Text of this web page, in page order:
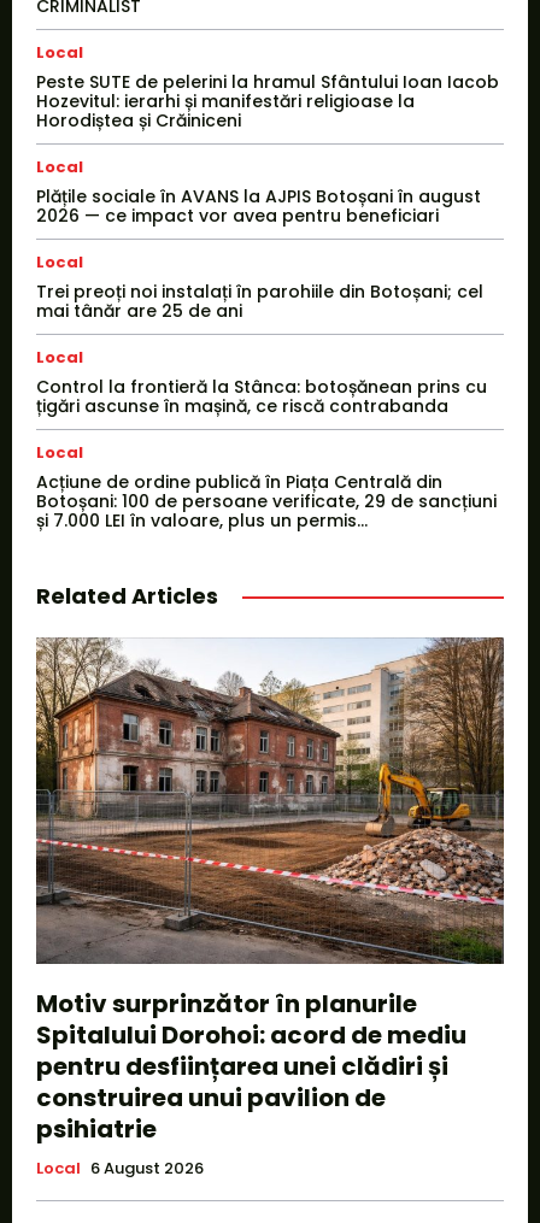
CRIMINALIST
Local
Peste SUTE de pelerini la hramul Sfântului Ioan Iacob
Hozevitul: ierarhi și manifestări religioase la
Horodiștea și Crăiniceni
Local
Plățile sociale în AVANS la AJPIS Botoșani în august
2026 — ce impact vor avea pentru beneficiari
Local
Trei preoți noi instalați în parohiile din Botoșani; cel
mai tânăr are 25 de ani
Local
Control la frontieră la Stânca: botoșănean prins cu
țigări ascunse în mașină, ce riscă contrabanda
Local
Acțiune de ordine publică în Piața Centrală din
Botoșani: 100 de persoane verificate, 29 de sancțiuni
și 7.000 LEI în valoare, plus un permis...
Related Articles
Motiv surprinzător în planurile
Spitalului Dorohoi: acord de mediu
pentru desființarea unei clădiri și
construirea unui pavilion de
psihiatrie
Local 6 August 2026